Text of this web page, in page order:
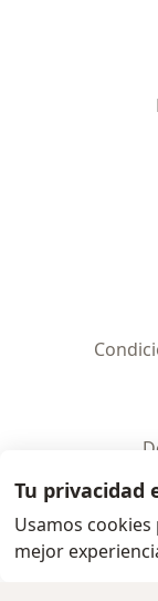
Tu privacidad
Usamos
mejor